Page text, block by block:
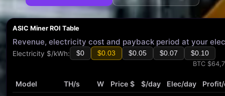
ASIC Miner ROI Table
Revenue, electricity cost and payback period at your
Electricity $/kWh: $0 $0.03 $0.05 $0.07
$0.10
BTC
Model TH/s W Price $ $/day Elec/day